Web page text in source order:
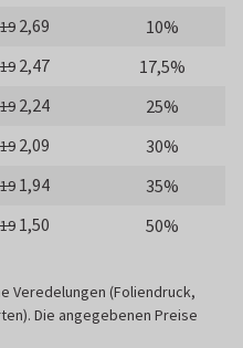
2,69
10%
2,47
17,5%
2,24
25%
2,09
30%
1,94
35%
1,50 50%
Veredelungen (Foliendruck,
Die angegebenen Preise